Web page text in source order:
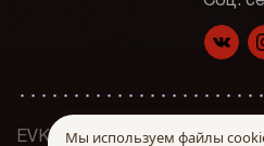
f
EVKKA © Все права
Мы используем файлы